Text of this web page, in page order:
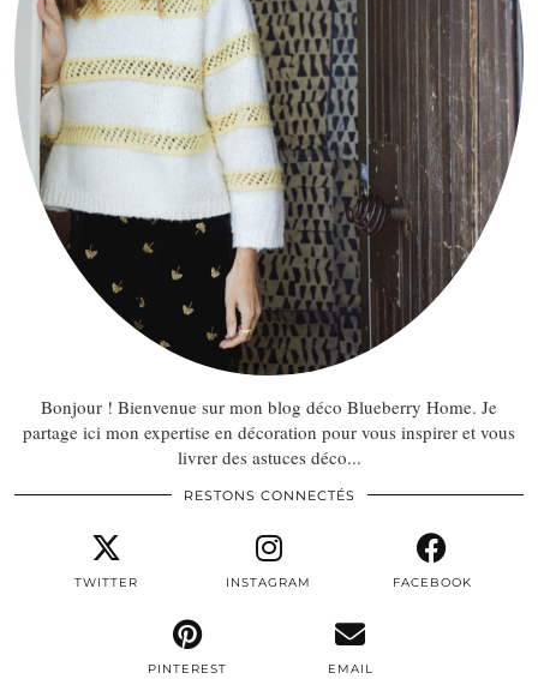
Bonjour ! Bienvenue sur mon blog déco Blueberry Home. Je
partage ici mon expertise en décoration pour vous inspirer et vous
livrer des astuces déco...
RESTONS CONNECTÉS
TWITTER INSTAGRAM FACEBOOK
PINTEREST EMAIL